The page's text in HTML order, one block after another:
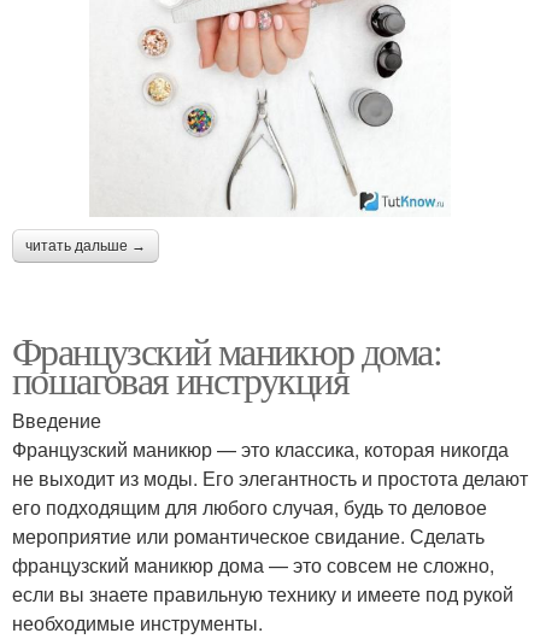
читать дальше →
Французский маникюр дома:
пошаговая инструкция
Введение
Французский маникюр — это классика, которая никогда
не выходит из моды. Его элегантность и простота делают
его подходящим для любого случая, будь то деловое
мероприятие или романтическое свидание. Сделать
французский маникюр дома — это совсем не сложно,
если вы знаете правильную технику и имеете под рукой
необходимые инструменты.